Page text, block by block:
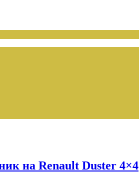
на Renault Duster 4×4